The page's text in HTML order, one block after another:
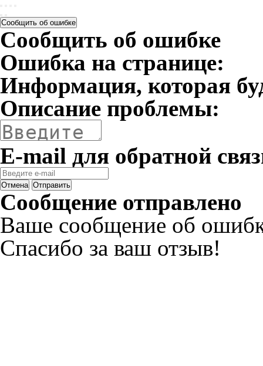
Сообщить об ошибке
Сообщить об ошибке
Ошибка на странице:
Информация, которая
Описание проблемы:
E-mail для обратной
Отмена Отправить
Сообщение отправлено
Ваше сообщение об
Спасибо за ваш отзыв!